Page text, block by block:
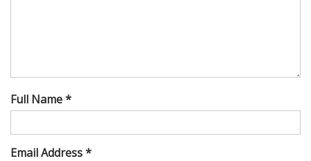
Full Name *
Email Address *